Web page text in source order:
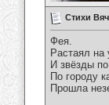
Стихи
Фея.
Растаял на
И звёзды
По городу
Прошла